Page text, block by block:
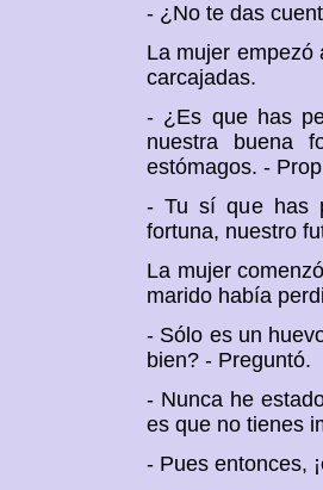
- ¿No te das
La mujer empezó
carcajadas.
- ¿Es que has
nuestra buena
estómagos. -
- Tu sí que has
fortuna, nuestro
La mujer
marido había
- Sólo es un
bien? - Preguntó.
- Nunca he
es que no tienes
- Pues entonces,